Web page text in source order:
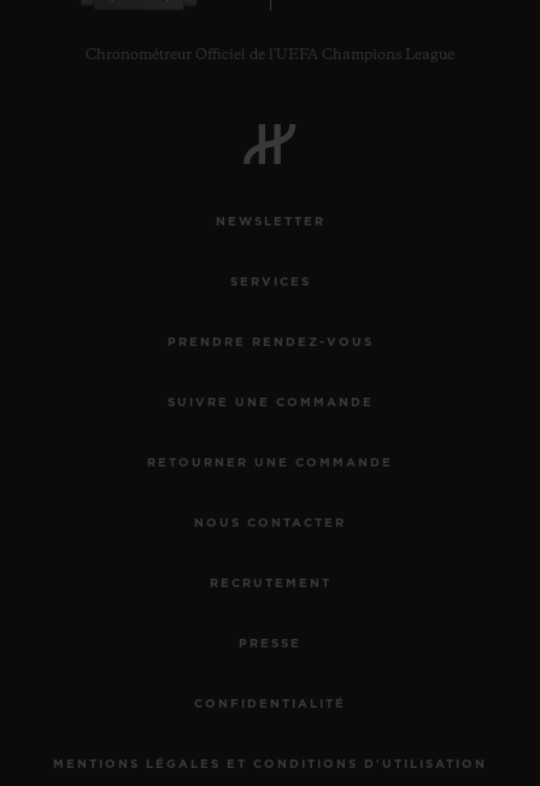
Chronométreur Officiel de l'UEFA Champions League
NEWSLETTER
SERVICES
PRENDRE RENDEZ-VOUS
SUIVRE UNE COMMANDE
RETOURNER UNE COMMANDE
NOUS CONTACTER
RECRUTEMENT
PRESSE
CONFIDENTIALITÉ
MENTIONS LÉGALES ET CONDITIONS D'UTILISATION